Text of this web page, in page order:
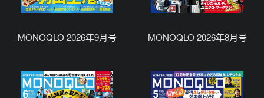
MONOQLO 2026年9月号 MONOQLO 2026年8月号